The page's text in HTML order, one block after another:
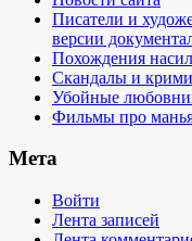
Писатели и
версии
Похождения
Скандалы и
Убойные
Фильмы про
Мета
Войти
Лента записей